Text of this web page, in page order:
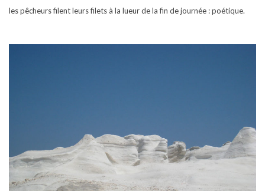
les pêcheurs filent leurs filets à la lueur de la fin de journée : poétique.